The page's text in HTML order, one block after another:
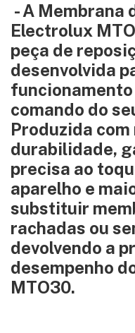
- A Membrana
Electrolux
peça de
desenvolvida
comando do
Produzida
durabilidade,
precisa ao
aparelho e
substituir
rachadas ou
devolvendo a
desempenho
MTO30.